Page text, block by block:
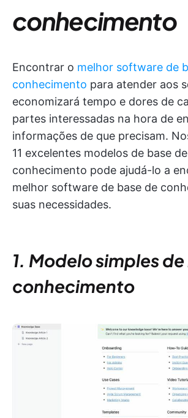
conhecimento
Encontrar o melhor software de
conhecimento para atender aos
economizará tempo e dores de
partes interessadas na hora de
informações de que precisam.
11 excelentes modelos de base de
conhecimento pode ajudá-lo a
melhor software de base de
suas necessidades.
1. Modelo simples
conhecimento